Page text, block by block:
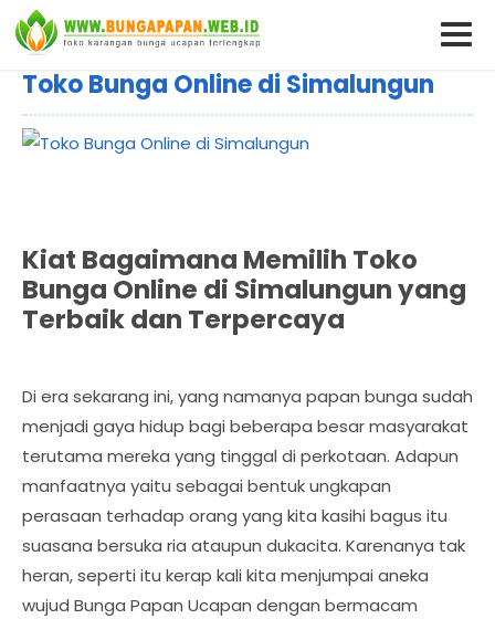
Toko Bunga Online di Simalungun
Kiat Bagaimana Memilih Toko
Bunga Online di Simalungun yang
Terbaik dan Terpercaya
Di era sekarang ini, yang namanya papan bunga sudah
menjadi gaya hidup bagi beberapa besar masyarakat
terutama mereka yang tinggal di perkotaan. Adapun
manfaatnya yaitu sebagai bentuk ungkapan
perasaan terhadap orang yang kita kasihi bagus itu
suasana bersuka ria ataupun dukacita. Karenanya tak
heran, seperti itu kerap kali kita menjumpai aneka
wujud Bunga Papan Ucapan dengan bermacam